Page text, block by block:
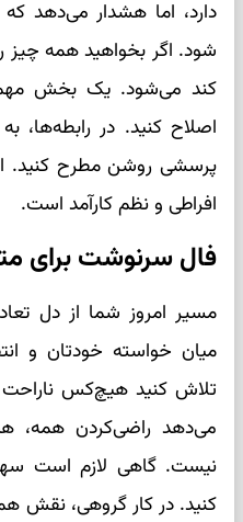
دارد، اما هشدار می‌دهد
شود. اگر بخواهید همه
کند می‌شود. یک بخش مهم
اصلاح کنید. در رابطه‌ها،
پرسشی روشن مطرح کنید.
افراطی و نظم کارآمد است.
فال سرنوشت برای
مسیر امروز شما از دل
میان خواسته خودتان و
تلاش کنید هیچ‌کس
می‌دهد راضی‌کردن همه،
نیست. گاهی لازم است
کنید. در کار گروهی، نقش